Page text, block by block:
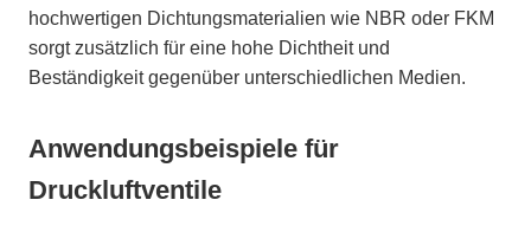
hochwertigen Dichtungsmaterialien wie NBR oder FKM
sorgt zusätzlich für eine hohe Dichtheit und
Beständigkeit gegenüber unterschiedlichen Medien.
Anwendungsbeispiele für
Druckluftventile